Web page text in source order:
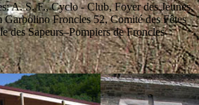
A. S. F., Cyclo - Club, Foyer des Jeunes,
Garbolino Froncles 52, Comité des Fêtes
des Sapeurs–Pompiers de Froncles